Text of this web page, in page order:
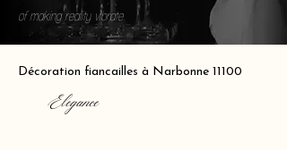
of making reality vibrate.
Décoration fiancailles à Narbonne 11100
Elegance